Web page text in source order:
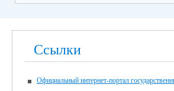
Ссылки
Официальный интернет-портал